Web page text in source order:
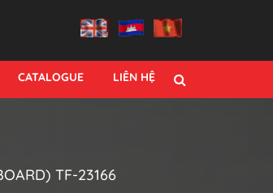
CATALOGUE LIÊN HỆ
TF-23166